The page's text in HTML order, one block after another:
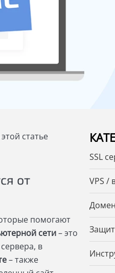
статье
от
помогают
сети– это
в
– также
SSL
VPS /